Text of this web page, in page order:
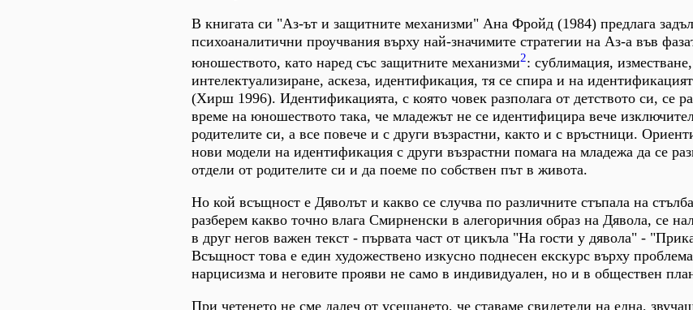
В книгата си "Аз-ът и защитните механизми" Ана Фройд (1984) предлага
психоаналитични проучвания върху най-значимите стратегии на Аз-а във
юношеството, като наред със защитните механизми2: сублимация, изместване,
интелектуализиране, аскеза, идентификация, тя се спира и на
(Хирш 1996). Идентификацията, с която човек разполага от детството си, се
време на юношеството така, че младежът не се идентифицира вече
родителите си, а все повече и с други възрастни, както и с връстници.
нови модели на идентификация с други възрастни помага на младежа да се
отдели от родителите си и да поеме по собствен път в живота.
Но кой всъщност е Дяволът и какво се случва по различните стъпала на
разберем какво точно влага Смирненски в алегоричния образ на Дявола, се
в друг негов важен текст - първата част от цикъла "На гости у дявола" -
Всъщност това е един художествено изкусно поднесен екскурс върху
нарцисизма и неговите прояви не само в индивидуален, но и в обществен
При четенето не сме далеч от усещането, че ставаме свидетели на една,